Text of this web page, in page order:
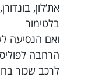
את’לון,
בלטימור
ואם הנסיעה
הרחבה
לרכב שכור